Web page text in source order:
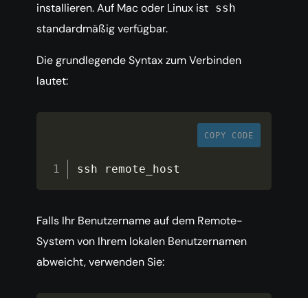
installieren. Auf Mac oder Linux ist ssh
standardmäßig verfügbar.
Die grundlegende Syntax zum Verbinden
lautet:
COPY CODE
ssh remote_host
Falls Ihr Benutzername auf dem Remote-
System von Ihrem lokalen Benutzernamen
abweicht, verwenden Sie: